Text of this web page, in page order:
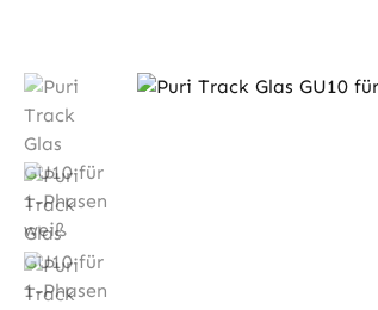
Bildergalerie überspringen